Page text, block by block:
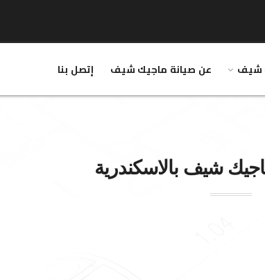
شيف عن صيانة ماجيك شيف إتصل بنا
شيف بالاسكندرية